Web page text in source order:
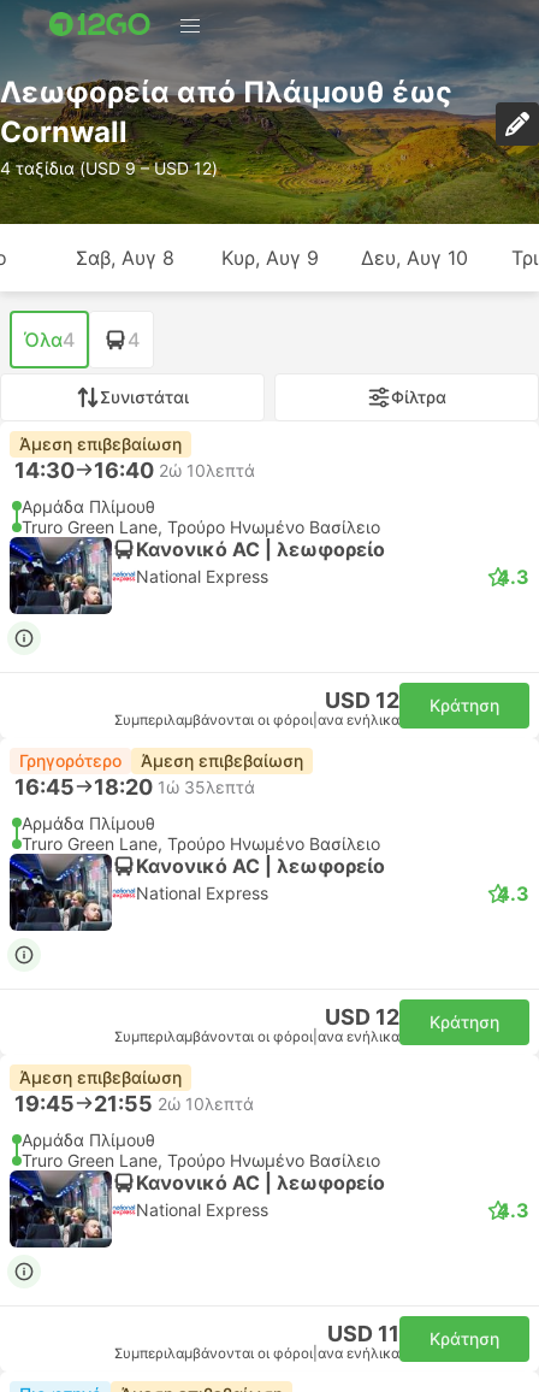
Λεωφορεία από Πλάιμουθ έως
Cornwall
4 ταξίδια (USD 9 – USD 12)
Σαβ, Αυγ 8 Κυρ, Αυγ 9 Δευ, Αυγ 10
Όλα4 4
Συνιστάται Φίλτρα
Άμεση επιβεβαίωση
14:30 16:40 2ώ 10λεπτά
Αρμάδα Πλίμουθ
Truro Green Lane, Τρούρο Ηνωμένο Βασίλειο
Κανονικό AC | λεωφορείο
National Express 4.3
USD 12
Συμπεριλαμβάνονται οι φόροι ανα ενήλικα
Κράτηση
Γρηγορότερο Άμεση επιβεβαίωση
16:45 18:20 1ώ 35λεπτά
Αρμάδα Πλίμουθ
Truro Green Lane, Τρούρο Ηνωμένο Βασίλειο
Κανονικό AC | λεωφορείο
National Express 4.3
USD 12
Συμπεριλαμβάνονται οι φόροι ανα ενήλικα
Κράτηση
Άμεση επιβεβαίωση
19:45 21:55 2ώ 10λεπτά
Αρμάδα Πλίμουθ
Truro Green Lane, Τρούρο Ηνωμένο Βασίλειο
Κανονικό AC | λεωφορείο
National Express 4.3
USD 11
Συμπεριλαμβάνονται οι φόροι ανα ενήλικα
Κράτηση